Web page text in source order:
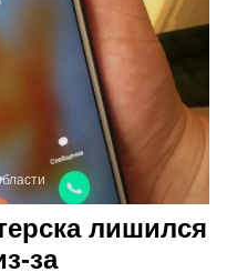
лишился
за